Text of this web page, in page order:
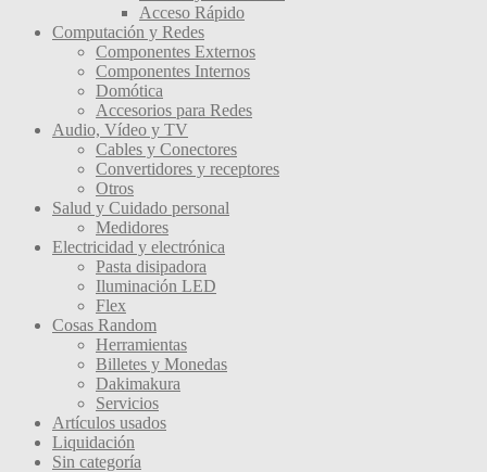
Acceso Rápido
Computación y Redes
Componentes Externos
Componentes Internos
Domótica
Accesorios para Redes
Audio, Vídeo y TV
Cables y Conectores
Convertidores y receptores
Otros
Salud y Cuidado personal
Medidores
Electricidad y electrónica
Pasta disipadora
Iluminación LED
Flex
Cosas Random
Herramientas
Billetes y Monedas
Dakimakura
Servicios
Artículos usados
Liquidación
Sin categoría